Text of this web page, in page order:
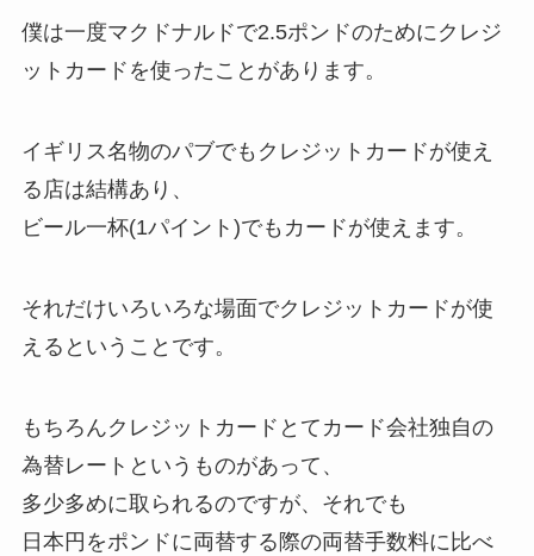
僕は一度マクドナルドで2.5ポンドのためにクレジ
ットカードを使ったことがあります。
イギリス名物のパブでもクレジットカードが使え
る店は結構あり、
ビール一杯(1パイント)でもカードが使えます。
それだけいろいろな場面でクレジットカードが使
えるということです。
もちろんクレジットカードとてカード会社独自の
為替レートというものがあって、
多少多めに取られるのですが、それでも
日本円をポンドに両替する際の両替手数料に比べ